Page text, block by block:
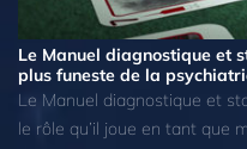
Le Manuel diagnostique et
plus funeste de la
Le Manuel diagnostique et
le rôle qu’il joue en tant que